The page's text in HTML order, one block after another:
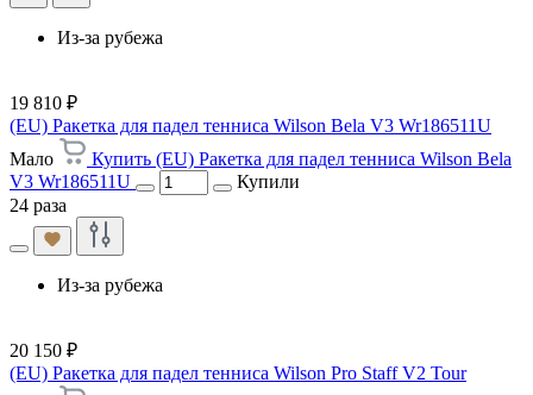
Из-за рубежа
19 810 ₽
(EU) Ракетка для падел тенниса Wilson Bela V3 Wr186511U
Мало
Купить (EU) Ракетка для падел тенниса Wilson Bela
V3 Wr186511U
Купили
24 раза
Из-за рубежа
20 150 ₽
(EU) Ракетка для падел тенниса Wilson Pro Staff V2 Tour